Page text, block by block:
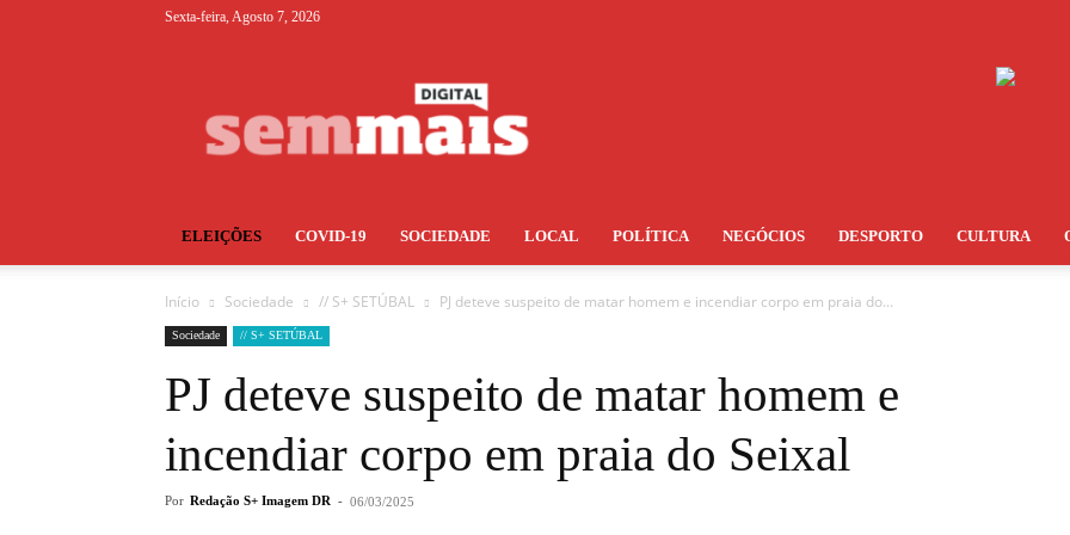
Sexta-feira, Agosto 7, 2026
ELEIÇÕES COVID-19 SOCIEDADE LOCAL POLÍTICA NEGÓCIOS DESPORTO CULTURA
Início Sociedade // S+ SETÚBAL PJ deteve suspeito de matar homem e incendiar corpo em praia do...
Sociedade // S+ SETÚBAL
PJ deteve suspeito de matar homem e
incendiar corpo em praia do Seixal
Por Redação S+ Imagem DR - 06/03/2025